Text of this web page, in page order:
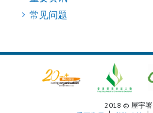
常见问题
2018 © 屋宇署